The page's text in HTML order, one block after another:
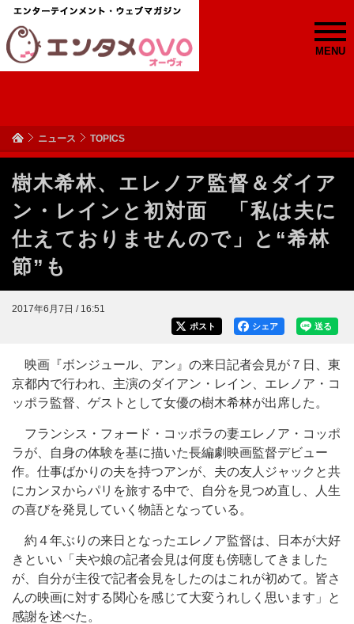
MENU
ニュース TOPICS
樹木希林、エレノア監督＆ダイア
ン・レインと初対面 「私は夫に
仕えておりませんので」と“希林
節”も
2017年6月7日 / 16:51
送る
シェア
ポスト
映画『ボンジュール、アン』の来日記者会見が７日、東
京都内で行われ、主演のダイアン・レイン、エレノア・コ
ッポラ監督、ゲストとして女優の樹木希林が出席した。
フランシス・フォード・コッポラの妻エレノア・コッポ
ラが、自身の体験を基に描いた長編劇映画監督デビュー
作。仕事ばかりの夫を持つアンが、夫の友人ジャックと共
にカンヌからパリを旅する中で、自分を見つめ直し、人生
の喜びを発見していく物語となっている。
約４年ぶりの来日となったエレノア監督は、日本が大好
きといい「夫や娘の記者会見は何度も傍聴してきました
が、自分が主役で記者会見をしたのはこれが初めて。皆さ
んの映画に対する関心を感じて大変うれしく思います」と
感謝を述べた。